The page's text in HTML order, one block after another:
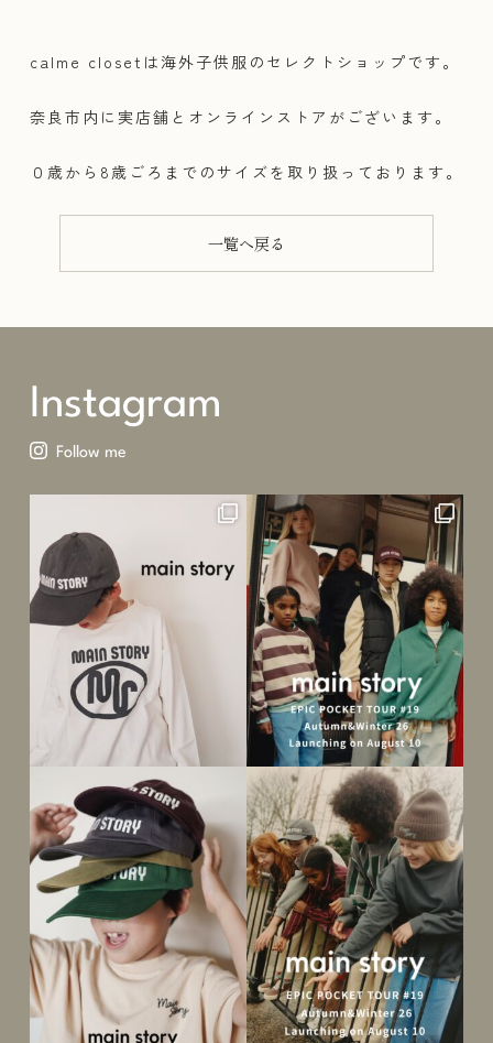
calme closetは海外子供服のセレクトショップです。
奈良市内に実店舗とオンラインストアがございます。
０歳から8歳ごろまでのサイズを取り扱っております。
一覧へ戻る
Instagram
Follow me